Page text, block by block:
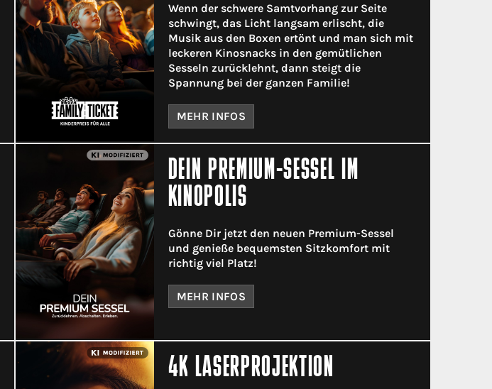
Wenn der schwere Samtvorhang zur Seite
schwingt, das Licht langsam erlischt, die
Musik aus den Boxen ertönt und man sich mit
leckeren Kinosnacks in den gemütlichen
Sesseln zurücklehnt, dann steigt die
Spannung bei der ganzen Familie!
MEHR INFOS
DEIN PREMIUM-SESSEL IM
KINOPOLIS
Gönne Dir jetzt den neuen Premium-Sessel
und genieße bequemsten Sitzkomfort mit
richtig viel Platz!
MEHR INFOS
4K LASERPROJEKTION